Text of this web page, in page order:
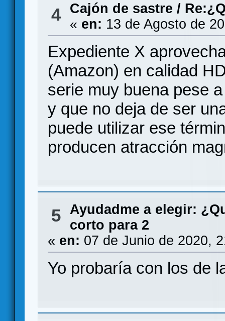
4 Cajón de sastre /
« en: 13 de Agosto de
Expediente X
(Amazon) en calidad
serie muy buena pese
y que no deja de ser
puede utilizar ese
producen atracción
5 Ayudadme a elegir:
corto para 2
« en: 07 de Junio de 2020,
Yo probaría con los de